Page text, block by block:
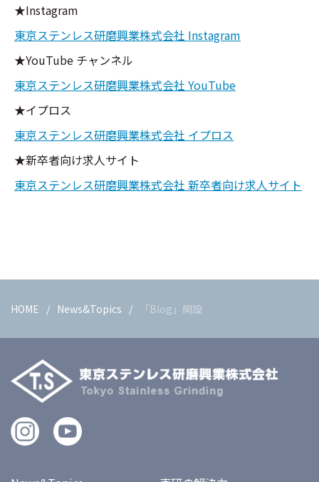
★Instagram
東京ステンレス研磨興業株式会社 Instagram
★YouTube チャンネル
東京ステンレス研磨興業株式会社 YouTube
★イプロス
東京ステンレス研磨興業株式会社 イプロス
★新卒者向け求人サイト
東京ステンレス研磨興業株式会社 新卒者向け求人サイト
HOME News&Topics 「Blog」開設